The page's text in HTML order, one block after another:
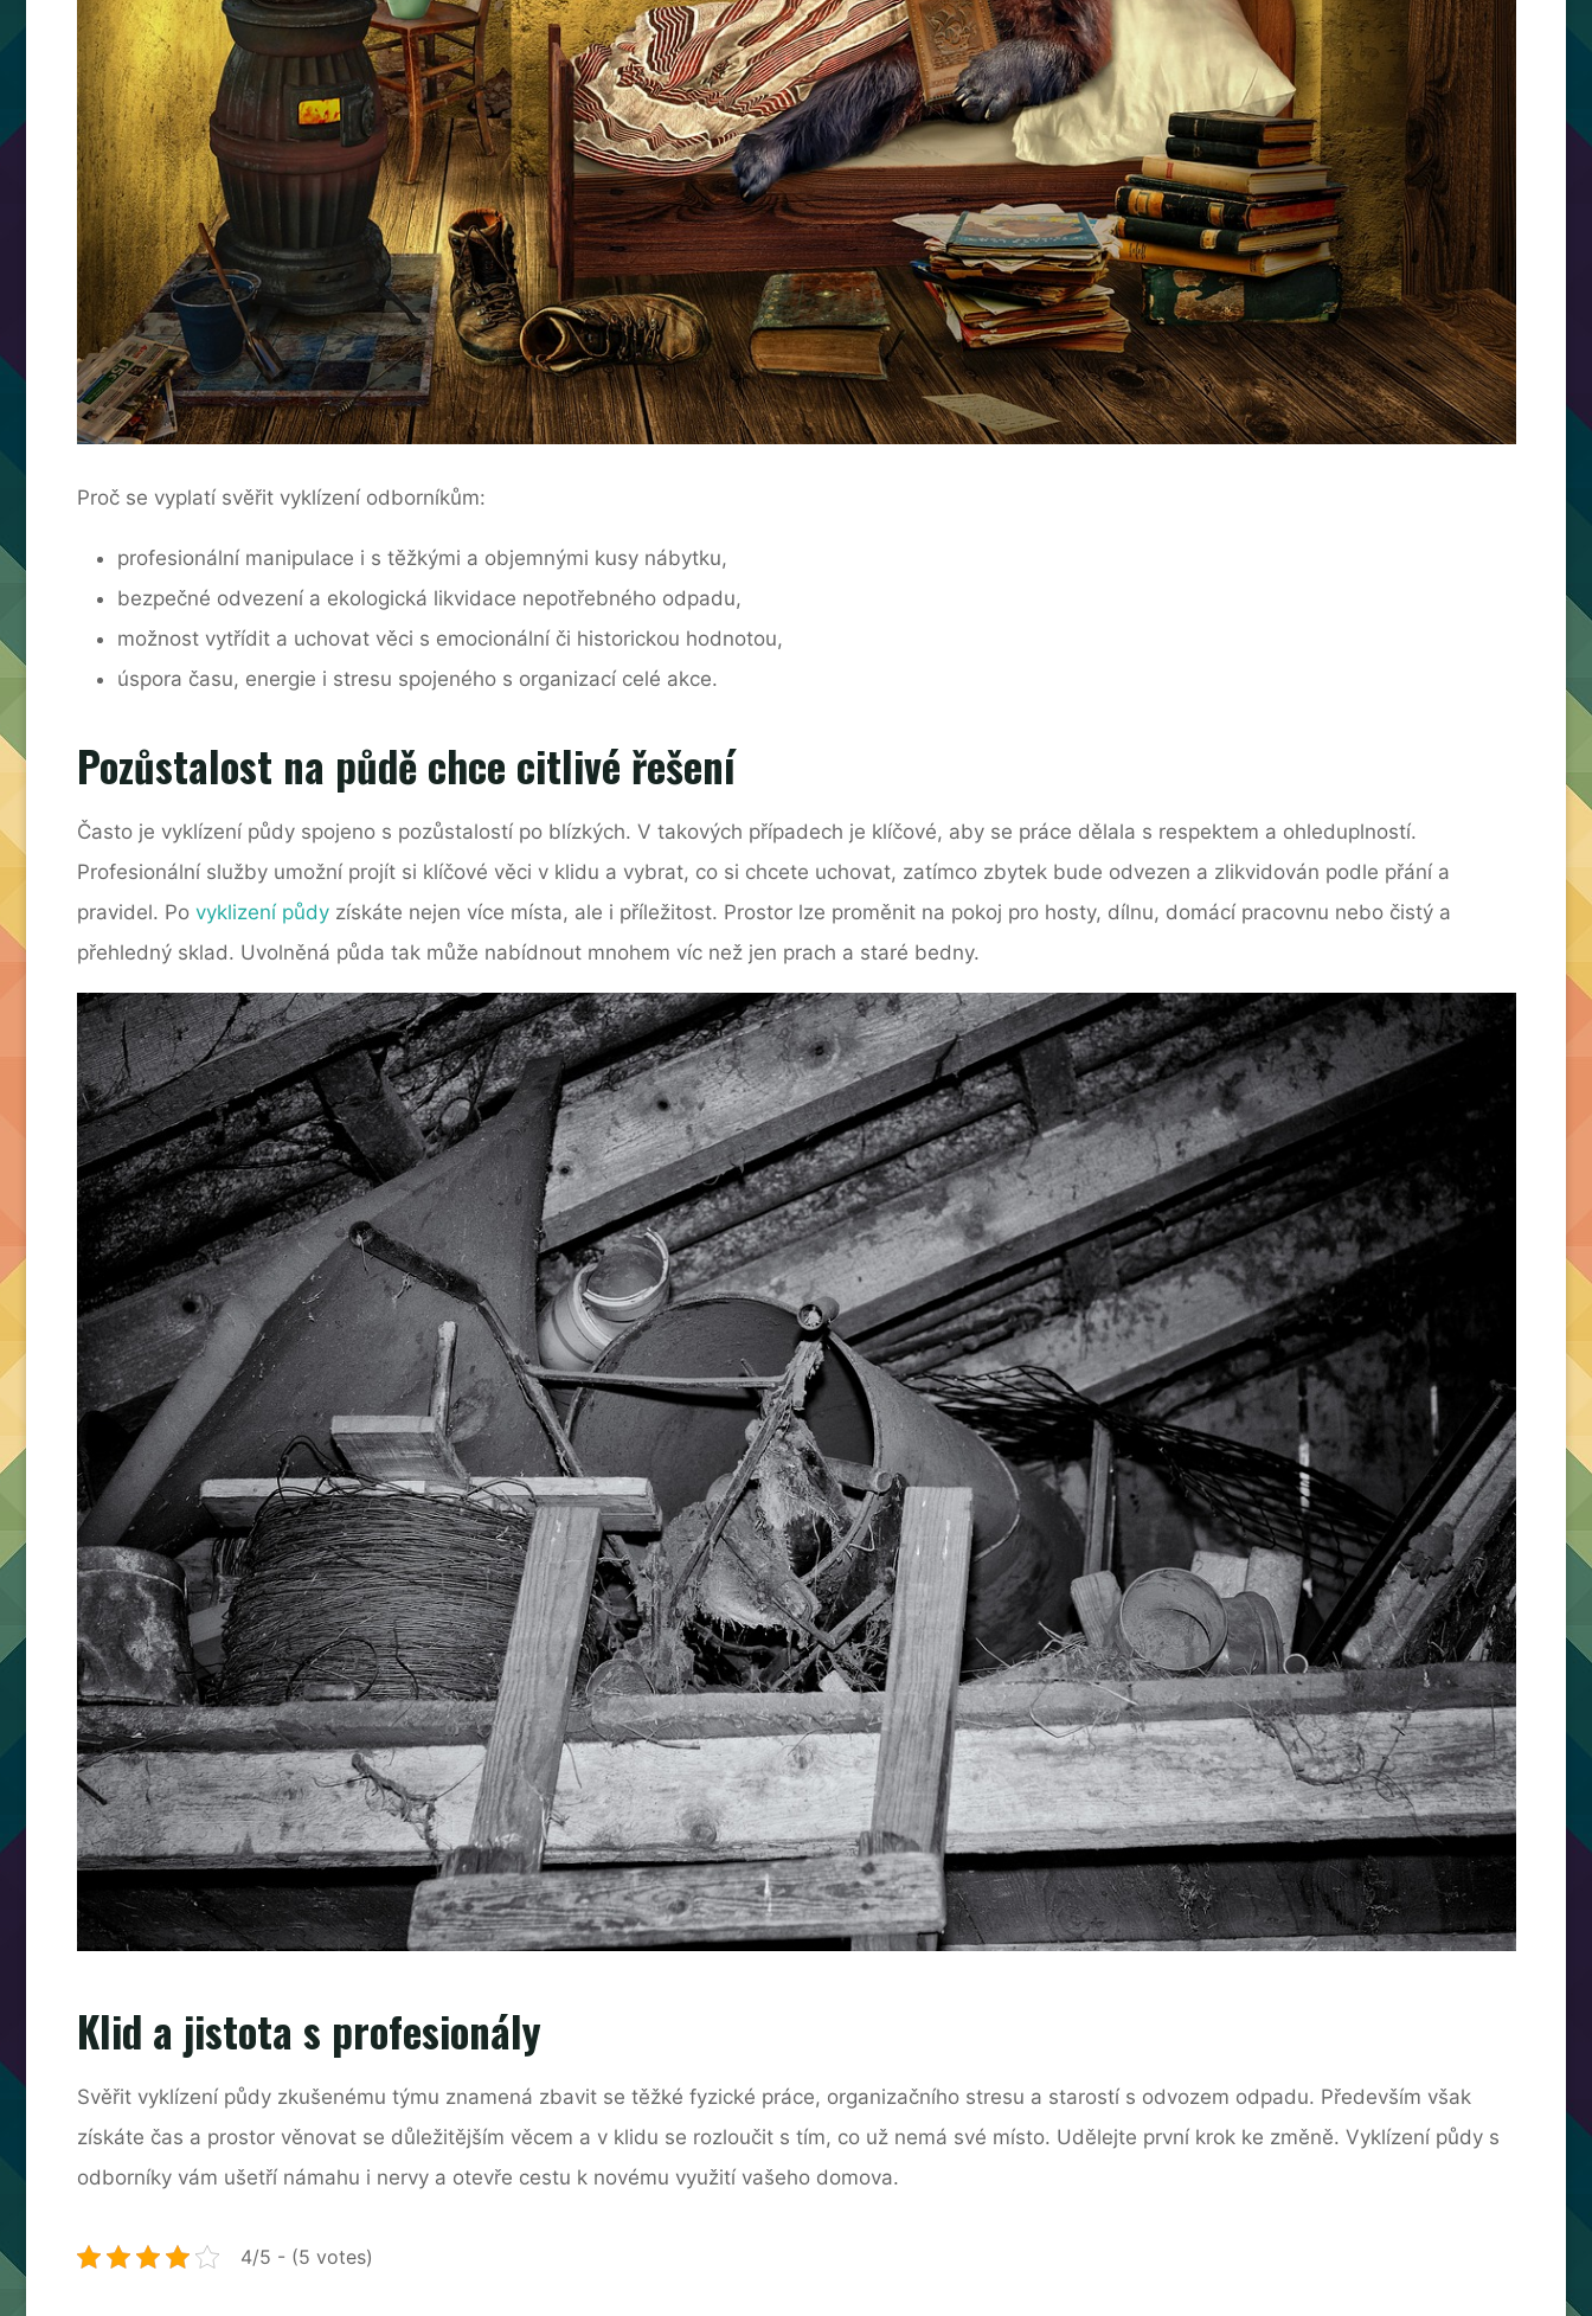
Proč se vyplatí svěřit vyklízení odborníkům:
profesionální manipulace i s těžkými a objemnými kusy nábytku,
bezpečné odvezení a ekologická likvidace nepotřebného odpadu,
možnost vytřídit a uchovat věci s emocionální či historickou hodnotou,
úspora času, energie i stresu spojeného s organizací celé akce.
Pozůstalost na půdě chce citlivé řešení
Často je vyklízení půdy spojeno s pozůstalostí po blízkých. V takových případech je klíčové, aby se práce dělala s respektem a ohleduplností.
Profesionální služby umožní projít si klíčové věci v klidu a vybrat, co si chcete uchovat, zatímco zbytek bude odvezen a zlikvidován podle přání a
pravidel. Po vyklizení půdyzískáte nejen více místa, ale i příležitost. Prostor lze proměnit na pokoj pro hosty, dílnu, domácí pracovnu nebo čistý a
přehledný sklad. Uvolněná půda tak může nabídnout mnohem víc než jen prach a staré bedny.
Klid a jistota s profesionály
Svěřit vyklízení půdy zkušenému týmu znamená zbavit se těžké fyzické práce, organizačního stresu a starostí s odvozem odpadu. Především však
získáte čas a prostor věnovat se důležitějším věcem a v klidu se rozloučit s tím, co už nemá své místo. Udělejte první krok ke změně. Vyklízení půdy s
odborníky vám ušetří námahu i nervy a otevře cestu k novému využití vašeho domova.
4/5 - (5 votes)